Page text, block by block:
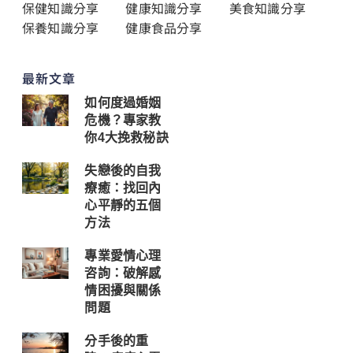
保健知識分享 健康知識分享
美食知識分享
保養知識分享
健康食品分享
最新文章
如何度過婚姻
危機？專家教
你4大挽救秘訣
失戀後的自我
療癒：找回內
心平靜的五個
方法
專業愛情心理
咨詢：破解感
情困擾與關係
問題
分手後的重